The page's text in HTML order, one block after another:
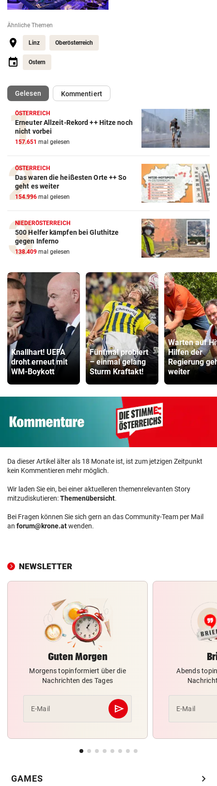
Ähnliche Themen
Linz Oberösterreich
Ostern
Gelesen(ausgewählt)Kommentiert
ÖSTERREICH
Erneuter Allzeit-Rekord ++ Hitze noch
nicht vorbei
157.651 mal gelesen
ÖSTERREICH
Das waren die heißesten Orte ++ So
geht es weiter
154.996 mal gelesen
NIEDERÖSTERREICH
500 Helfer kämpfen bei Gluthitze
gegen Inferno
138.409 mal gelesen
Knallhart! UEFA
droht erneut mit
WM-Boykott
Fünfmal probiert
– einmal gelang
Sturm Kraftakt!
Warten auf
Hilfen der
Regierung
weiter
Da dieser Artikel älter als 18 Monate ist, ist zum jetzigen Zeitpunkt
kein Kommentieren mehr möglich.
Wir laden Sie ein, bei einer aktuelleren themenrelevanten Story
mitzudiskutieren:Themenübersicht.
Bei Fragen können Sie sich gern an das Community-Team per Mail
an forum@krone.atwenden.
NEWSLETTER
Guten Morgen
Morgens topinformiert über die
Nachrichten des Tages
E-Mail send
Abschicken
Abends
E-Mail
GAMES chevron_right